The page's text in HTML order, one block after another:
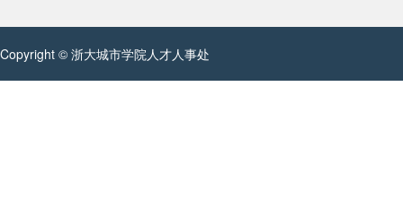
Copyright © 浙大城市学院人才人事处